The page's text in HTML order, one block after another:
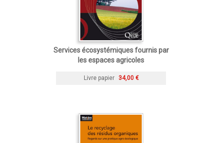
Services écosystémiques fournis par
les espaces agricoles
Livre papier 34,00 €